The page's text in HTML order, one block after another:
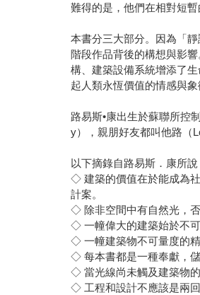
難得的是，他們在相對短
本書分三大部分。因為「
階段作品背後的構想與影
構、建築設備系統增添了
起人類永恆價值的情感與象
路易斯•康出生於蘇聯所控
y），親朋好友都叫他路（
以下摘錄自路易斯．康所說
◇ 建築的價值在於能成為
計案。
◇ 除非空間中有自然光，
◇ 一幢偉大的建築始於不
◇ 一幢建築物不可量度的
◇ 每本書都是一種奉獻，
◇ 當光線尚未觸及建築物
◇ 工程和設計不應該是兩